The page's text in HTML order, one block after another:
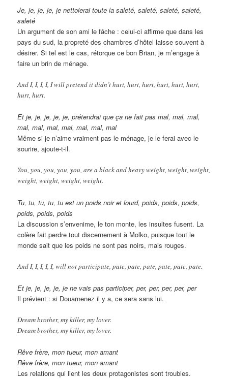
Je, je, je, je, je nettoierai toute la saleté, saleté, saleté, saleté,
saleté
Un argument de son ami le fâche : celui-ci affirme que dans les
pays du sud, la propreté des chambres d’hôtel laisse souvent à
désirer. Si tel est le cas, rétorque ce bon Brian, je m’engage à
faire un brin de ménage.
And I, I, I, I, I will pretend it didn’t hurt, hurt, hurt, hurt, hurt, hurt,
hurt, hurt.
Et je, je, je, je, je, prétendrai que ça ne fait pas mal, mal, mal,
mal, mal, mal, mal, mal, mal, mal
Même si je n’aime vraiment pas le ménage, je le ferai avec le
sourire, ajoute-t-il.
You, you, you, you, you, are a black and heavy weight, weight, weight,
weight, weight, weight, weight.
Tu, tu, tu, tu, tu est un poids noir et lourd, poids, poids, poids,
poids, poids, poids
La discussion s’envenime, le ton monte, les insultes fusent. La
colère fait perdre tout discernement à Molko, puisque tout le
monde sait que les poids ne sont pas noirs, mais rouges.
And I, I, I, I, I, will not participate, pate, pate, pate, pate, pate, pate.
Et je, je, je, je, je ne vais pas participer, per, per, per, per, per
Il prévient : si Douarnenez il y a, ce sera sans lui.
Dream brother, my killer, my lover.
Dream brother, my killer, my lover.
Rêve frère, mon tueur, mon amant
Rêve frère, mon tueur, mon amant
Les relations qui lient les deux protagonistes sont troubles.